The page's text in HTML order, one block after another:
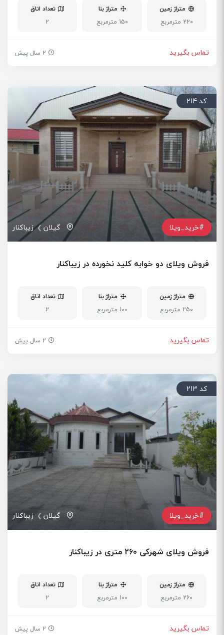
متراژ زمین
220 مترمربع
متراژ بنا
150 مترمربع
تعداد اتاق
2
تماس بگیرید 2 سال پیش
کد 214
#خرید_ویلا گیلان زیباکنار
فروش ویلای دو خوابه کلید نخورده در زیباکنار
متراژ زمین
250 مترمربع
متراژ بنا
100 مترمربع
تعداد اتاق
2
تماس بگیرید 2 سال پیش
کد 213
#خرید_ویلا گیلان زیباکنار
فروش ویلای شهرکی 260 متری در زیباکنار
متراژ زمین
260 مترمربع
متراژ بنا
100 مترمربع
تعداد اتاق
2
تماس بگیرید 2 سال پیش